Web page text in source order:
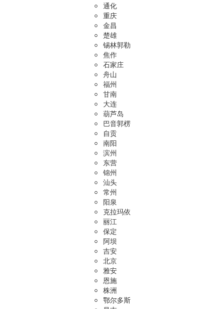
通化
重庆
金昌
楚雄
锡林郭勒
焦作
石家庄
舟山
福州
甘南
大连
葫芦岛
巴音郭楞
自贡
南阳
滨州
东营
锦州
汕头
常州
阳泉
克拉玛依
丽江
保定
阿坝
吉安
北京
雅安
恩施
株洲
鄂尔多斯